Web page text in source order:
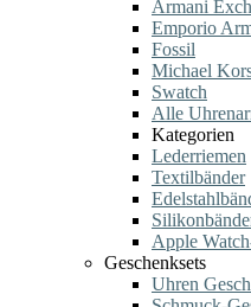
Armani
Emporio
Fossil
Michael
Swatch
Alle
Kategorien
Lederriemen
Textilbänder
Apple
Geschenksets
Uhren